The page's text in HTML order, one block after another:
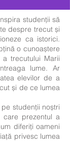
studenții să
despre trecut și
ca istorici.
o cunoaștere
trecutului Marii
lume. Ar
elevilor de a
și de ce lumea
studenții noștri
care prezentul a
diferiți oameni
privesc lumea